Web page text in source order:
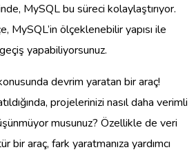
MySQL bu süreci kolaylaştırıyor.
MySQL’in ölçeklenebilir yapısı ile
yapabiliyorsunuz.
devrim yaratan bir araç!
projelerinizi nasıl daha verimli
musunuz? Özellikle de veri
bir araç, fark yaratmanıza yardımcı